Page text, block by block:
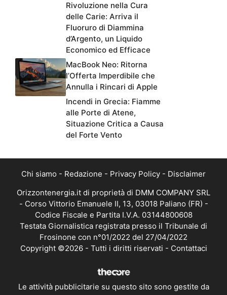
Rivoluzione nella Cura
delle Carie: Arriva il
Fluoruro di Diammina
d’Argento, un Liquido
Economico ed Efficace
MacBook Neo: Ritorna
l’Offerta Imperdibile che
Annulla i Rincari di Apple
Incendi in Grecia: Fiamme
alle Porte di Atene,
Situazione Critica a Causa
del Forte Vento
Chi siamo - Redazione - Privacy Policy - Disclaimer
Orizzontenergia.it di proprietà di DMM COMPANY SRL
- Corso Vittorio Emanuele II, 13, 03018 Paliano (FR) -
Codice Fiscale e Partita I.V.A. 03144800608
Testata Giornalistica registrata presso il Tribunale di
Frosinone con n°01/2022 del 27/04/2022
Copyright ©2026 - Tutti i diritti riservati - Contattaci
Le attività pubblicitarie su questo sito sono gestite da